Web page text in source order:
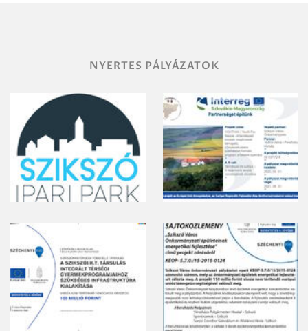
NYERTES PÁLYÁZATOK